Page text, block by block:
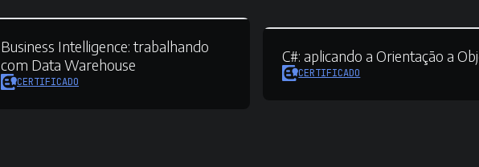
Business Intelligence:trabalhando
com Data Warehouse
CERTIFICADO
C#: aplicando a Orientação a
CERTIFICADO